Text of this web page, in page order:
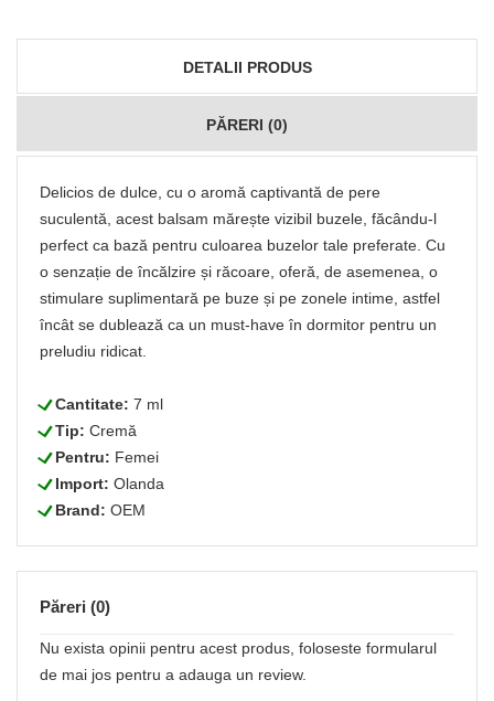
DETALII PRODUS
PĂRERI (0)
Delicios de dulce, cu o aromă captivantă de pere
suculentă, acest balsam mărește vizibil buzele, făcându-l
perfect ca bază pentru culoarea buzelor tale preferate. Cu
o senzație de încălzire și răcoare, oferă, de asemenea, o
stimulare suplimentară pe buze și pe zonele intime, astfel
încât se dublează ca un must-have în dormitor pentru un
preludiu ridicat.
LCantitate: 7 ml
LTip: Cremă
LPentru: Femei
LImport: Olanda
LBrand: OEM
Păreri (0)
Nu exista opinii pentru acest produs, foloseste formularul
de mai jos pentru a adauga un review.